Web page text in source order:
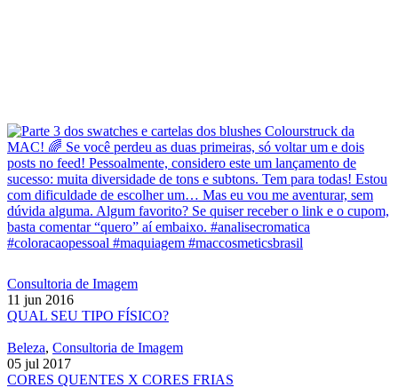
Consultoria de Imagem
11 jun 2016
QUAL SEU TIPO FÍSICO?
Beleza, Consultoria de Imagem
05 jul 2017
CORES QUENTES X CORES FRIAS